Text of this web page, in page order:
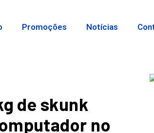
Promoções Notícias
de skunk
no